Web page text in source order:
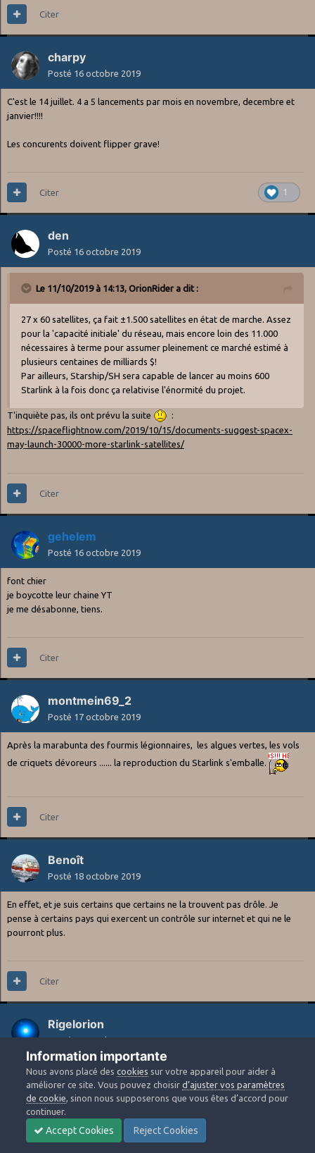
Citer
charpy
Posté 16 octobre 2019
C'est le 14 juillet. 4 a 5 lancements par mois en novembre, decembre et
janvier!!!!
Les concurents doivent flipper grave!
1
Citer
den
Posté 16 octobre 2019
Le 11/10/2019 à 14:13, OrionRider a dit :
27 x 60 satellites, ça fait ±1.500 satellites en état de marche. Assez
pour la 'capacité initiale' du réseau, mais encore loin des 11.000
nécessaires à terme pour assumer pleinement ce marché estimé à
plusieurs centaines de milliards $!
Par ailleurs, Starship/SH sera capable de lancer au moins 600
Starlink à la fois donc ça relativise l'énormité du projet.
T'inquiète pas, ils ont prévu la suite
:
https://spaceflightnow.com/2019/10/15/documents-suggest-spacex-
may-launch-30000-more-starlink-satellites/
Citer
gehelem
Posté 16 octobre 2019
font chier
je boycotte leur chaine YT
je me désabonne, tiens.
Citer
montmein69_2
Posté 17 octobre 2019
Après la marabunta des fourmis légionnaires, les algues vertes, les vols
de criquets dévoreurs ...... la reproduction du Starlink s'emballe.
Citer
Benoît
Posté 18 octobre 2019
En effet, et je suis certains que certains ne la trouvent pas drôle. Je
pense à certains pays qui exercent un contrôle sur internet et qui ne le
pourront plus.
Citer
Rigelorion
Posté19 octobre 2019
ca va etre une catastrophe pour l astrophoto cette histoire...
Citer
Information importante
Nous avons placé descookies sur votre appareil pour aider à
améliorer ce site. Vous pouvez choisird’ajuster vos paramètres
de cookie, sinon nous supposerons que vous êtes d’accord pour
continuer.
Accept Cookies Reject Cookies